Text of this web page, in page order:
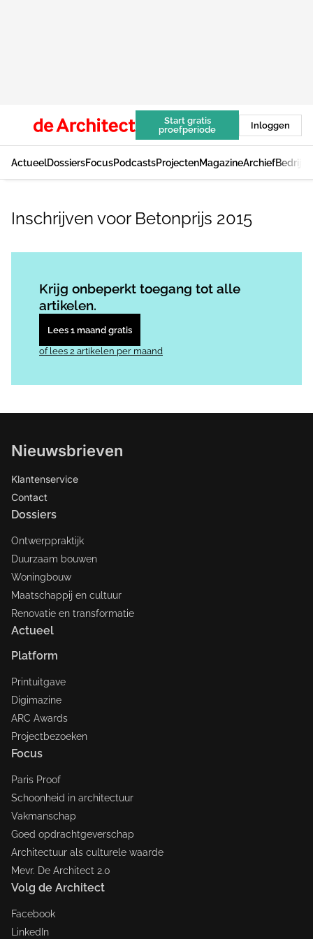
Start gratis
proefperiode
Inloggen
ActueelDossiersFocusPodcastsProjectenMagazineArchief
Inschrijven voor Betonprijs 2015
Krijg onbeperkt toegang tot alle
artikelen.
Lees 1 maand gratis
of lees 2 artikelen per maand
Nieuwsbrieven
Klantenservice
Contact
Dossiers
Ontwerppraktijk
Duurzaam bouwen
Woningbouw
Maatschappij en cultuur
Renovatie en transformatie
Actueel
Platform
Printuitgave
Digimazine
ARC Awards
Projectbezoeken
Focus
Paris Proof
Schoonheid in architectuur
Vakmanschap
Goed opdrachtgeverschap
Architectuur als culturele waarde
Mevr. De Architect 2.0
Volg de Architect
Facebook
LinkedIn